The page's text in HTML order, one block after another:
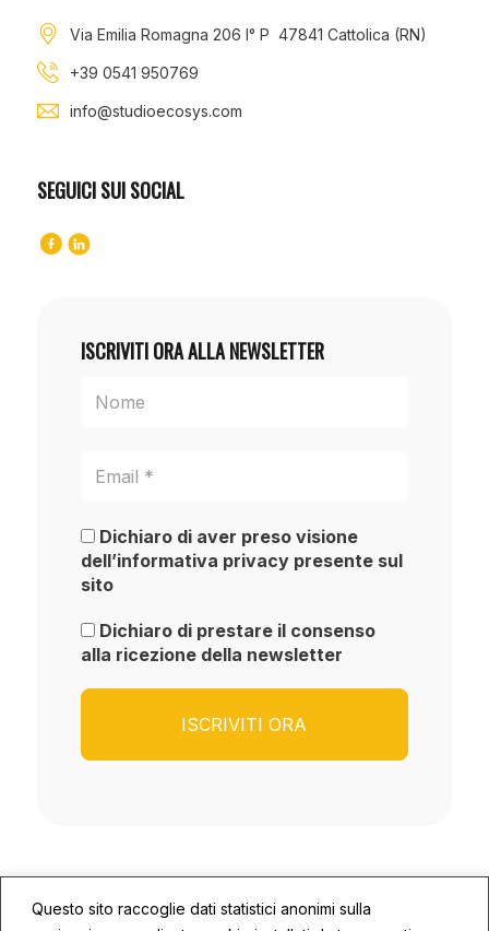
Questo sito raccoglie dati statistici anonimi sulla
Via Emilia Romagna 206 I° P 47841 Cattolica (RN)
+39 0541 950769
info@studioecosys.com
SEGUICI SUI SOCIAL
ISCRIVITI ORA ALLA NEWSLETTER
Dichiaro di aver preso visione
dell’informativa privacy presente sul
sito
Dichiaro di prestare il consenso
alla ricezione della newsletter